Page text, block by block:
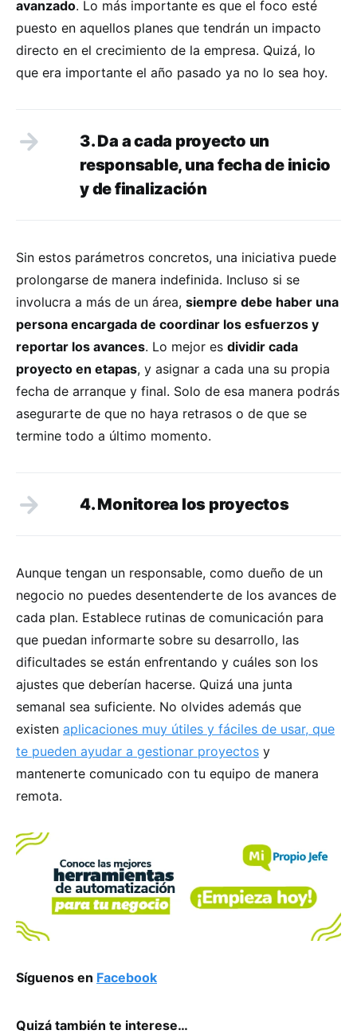
avanzado. Lo más importante es que el foco esté
puesto en aquellos planes que tendrán un impacto
directo en el crecimiento de la empresa. Quizá, lo
que era importante el año pasado ya no lo sea hoy.
3. Da a cada proyecto un
responsable, una fecha de inicio
y de finalización
Sin estos parámetros concretos, una iniciativa puede
prolongarse de manera indefinida. Incluso si se
involucra a más de un área, siempre debe haber una
persona encargada de coordinar los esfuerzos y
reportar los avances. Lo mejor es dividir cada
proyecto en etapas, y asignar a cada una su propia
fecha de arranque y final. Solo de esa manera podrás
asegurarte de que no haya retrasos o de que se
termine todo a último momento.
4. Monitorea los proyectos
Aunque tengan un responsable, como dueño de un
negocio no puedes desentenderte de los avances de
cada plan. Establece rutinas de comunicación para
que puedan informarte sobre su desarrollo, las
dificultades se están enfrentando y cuáles son los
ajustes que deberían hacerse. Quizá una junta
semanal sea suficiente. No olvides además que
existen aplicaciones muy útiles y fáciles de usar, que
te pueden ayudar a gestionar proyectos y
mantenerte comunicado con tu equipo de manera
remota.
Síguenos en Facebook
Quizá también te interese…